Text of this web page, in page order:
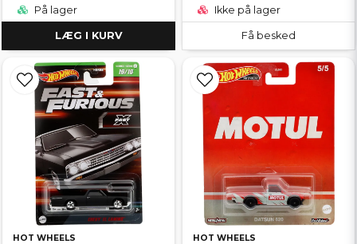
På lager
LÆG I KURV
Ikke på lager
Få besked
HOT WHEELS HOT WHEELS